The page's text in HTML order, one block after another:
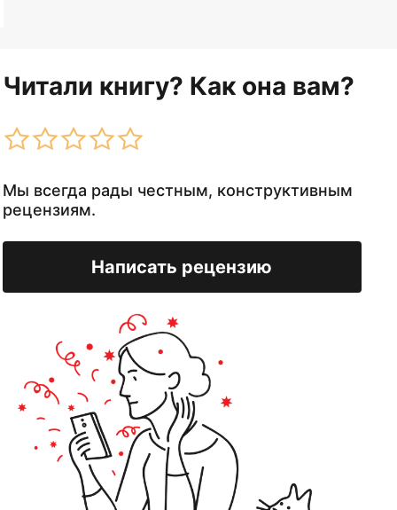
Читали книгу? Как она вам?
Мы всегда рады честным, конструктивным
рецензиям.
Написать рецензию